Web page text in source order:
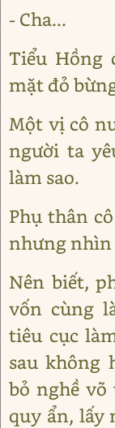
- Cha...
Tiểu Hồng
mặt đỏ
Một vị cô
người ta
làm sao.
Phụ thân
nhưng nhìn
Nên biết,
vốn cùng
tiêu cục
sau không
bỏ nghề võ
quy ẩn, lấy